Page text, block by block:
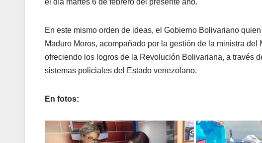
En este mismo orden de ideas, el Gobierno Bolivariano
Maduro Moros, acompañado por la gestión de la ministra
ofreciendo los logros de la Revolución Bolivariana, a través
sistemas policiales del Estado venezolano.
En fotos: